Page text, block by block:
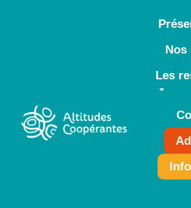
Aller au contenu principal
Les